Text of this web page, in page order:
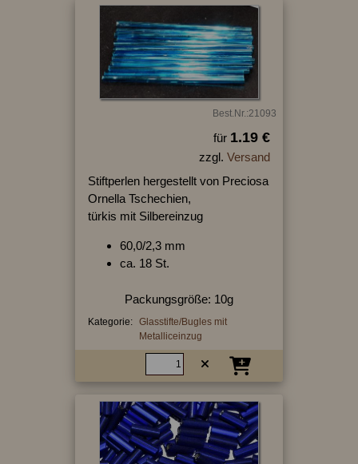
Best.Nr.:21093
für 1.19 €
zzgl. Versand
Stiftperlen hergestellt von Preciosa
Ornella Tschechien,
türkis mit Silbereinzug
60,0/2,3 mm
ca. 18 St.
Packungsgröße: 10g
Kategorie: Glasstifte/Bugles mit
Metalliceinzug